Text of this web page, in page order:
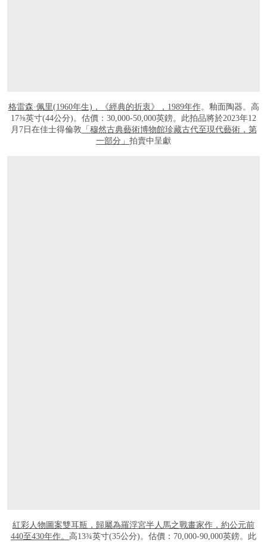
格雷森·佩里(1960年生)，《經典的折衷》，1989年作。釉面陶器。高
17⅜英寸(44公分)。估價：30,000-50,000英鎊。此拍品將於2023年12
月7日在佳士得倫敦 「穆然古典藝術博物館珍藏古代至現代藝術，第
一部分」 拍賣中呈獻
紅彩人物圖案雙耳瓶，歸屬為羅浮宮半人馬之戰畫家作，約公元前
440至430年作。 高13¾英寸(35公分)。估價：70,000-90,000英鎊。此